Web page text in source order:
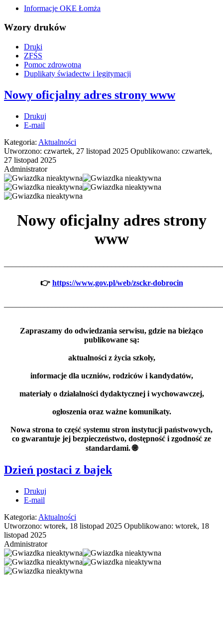
Informacje OKE Łomża
Wzory druków
Druki
ZFŚS
Pomoc zdrowotna
Duplikaty świadectw i legitymacji
Nowy oficjalny adres strony www
Drukuj
E-mail
Kategoria: Aktualności
Utworzono: czwartek, 27 listopad 2025 Opublikowano: czwartek,
27 listopad 2025
Administrator
Nowy oficjalny adres strony
www
👉 https://www.gov.pl/web/zsckr-dobrocin
Zapraszamy do odwiedzania serwisu, gdzie na bieżąco
publikowane są:
aktualności z życia szkoły,
informacje dla uczniów, rodziców i kandydatów,
materiały o działalności dydaktycznej i wychowawczej,
ogłoszenia oraz ważne komunikaty.
Nowa strona to część systemu stron instytucji państwowych,
co gwarantuje jej bezpieczeństwo, dostępność i zgodność ze
standardami. 🌐
Dzień postaci z bajek
Drukuj
E-mail
Kategoria: Aktualności
Utworzono: wtorek, 18 listopad 2025 Opublikowano: wtorek, 18
listopad 2025
Administrator